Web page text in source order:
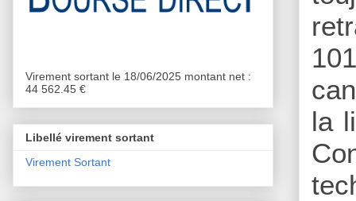
la
Virement sortant le 18/06/2025 montant net :
44 562.45 €
Libellé virement sortant
Virement Sortant